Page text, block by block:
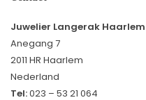
Juwelier Langerak Haarlem
Anegang 7
2011 HR Haarlem
Nederland
Tel:023 – 53 21 064